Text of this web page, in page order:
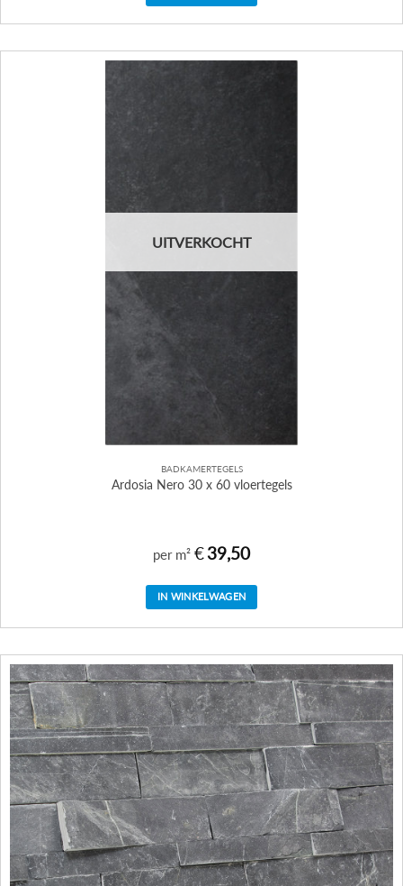
UITVERKOCHT
BADKAMERTEGELS
Ardosia Nero 30 x 60 vloertegels
per m² €39,50
IN WINKELWAGEN